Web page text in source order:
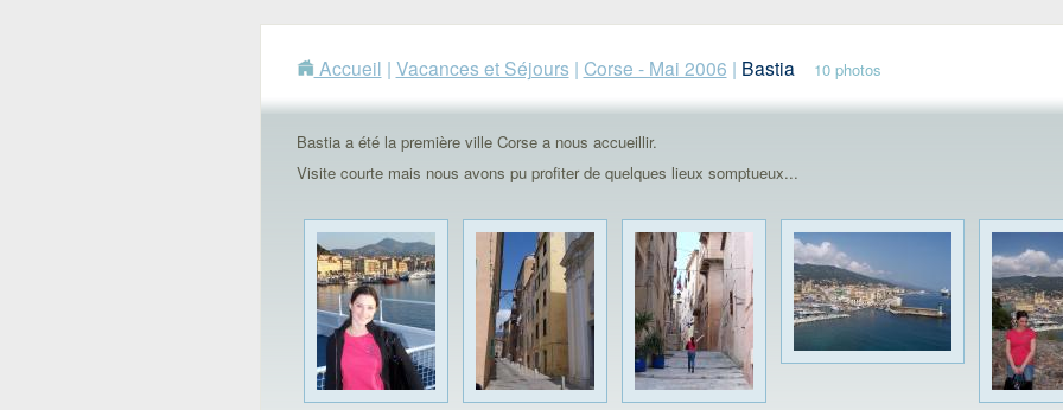
Accueil | Vacances et Séjours | Corse - Mai 2006 | Bastia 10 photos
Bastia a été la première ville Corse a nous accueillir.
Visite courte mais nous avons pu profiter de quelques lieux somptueux...